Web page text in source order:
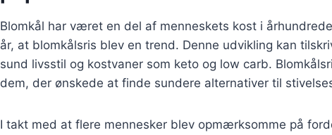
Blomkål har været en del af menneskets kost i
år, at blomkålsris blev en trend. Denne udvikling kan
sund livsstil og kostvaner som keto og low carb.
dem, der ønskede at finde sundere alternativer til
I takt med at flere mennesker blev opmærksomme på